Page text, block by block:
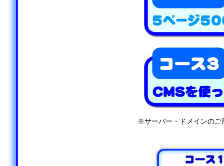
※サーバー・ドメインのご